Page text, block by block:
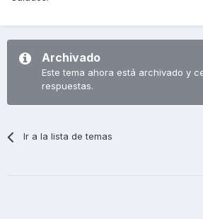
Archivado
Este tema ahora está archivado y
respuestas.
Ir a la lista de temas